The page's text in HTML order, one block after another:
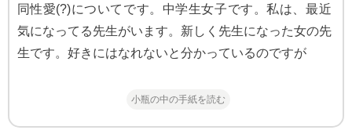
同性愛(?)についてです。中学生女子です。私は、最近
気になってる先生がいます。新しく先生になった女の先
生です。好きにはなれないと分かっているのですが
小瓶の中の手紙を読む